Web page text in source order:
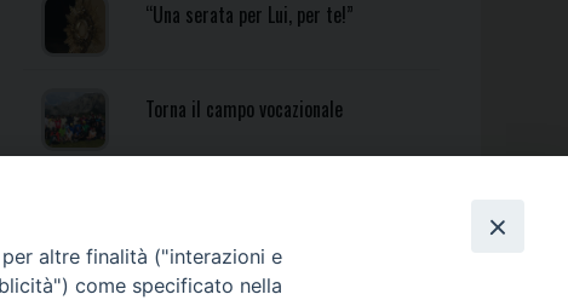
“Una serata per Lui, per te!”
Torna il campo vocazionale
altre finalità ("interazioni e
come specificato nella